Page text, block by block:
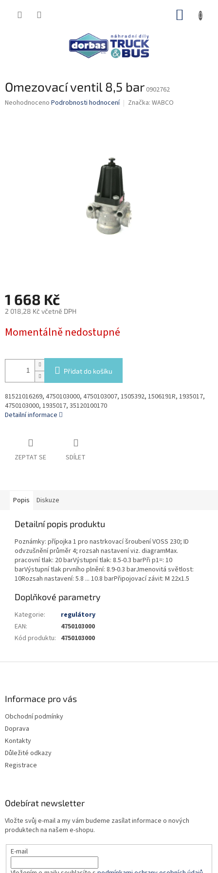
Omezovací ventil 8,5 bar 0902762
Průměrné
Neohodnoceno Podrobnosti hodnocení Značka: WABCO
1 668 Kč
2 018,28 Kč včetně DPH
cena:
Momentálně nedostupné
Přidat do košíku
81521016269, 4750103000, 4750103007, 1505392, 1506191R, 1935017,
4750103000, 1935017, 35120100170
Detailní informace
ZEPTAT SE SDÍLET
Popis Diskuze
Detailní popis produktu
Poznámky: přípojka 1 pro nastrkovací šroubení VOSS 230; ID
odvzušnění průměr 4; rozsah nastavení viz. diagramMax.
pracovní tlak: 20 barVýstupní tlak: 8.5-0.3 barPři p1=: 10
barVýstupní tlak prvního plnění: 8.9-0.3 barJmenovitá světlost:
10Rozsah nastavení: 5.8 ... 10.8 barPřipojovací závit: M 22x1.5
Doplňkové parametry
Kategorie:
regulátory
EAN:
4750103000
Kód produktu: 4750103000
Informace pro vás
Obchodní podmínky
Doprava
Kontakty
Důležité odkazy
Registrace
Odebírat newsletter
Vložte svůj e-mail a my vám budeme zasílat informace o nových
produktech na našem e-shopu.
E-mail